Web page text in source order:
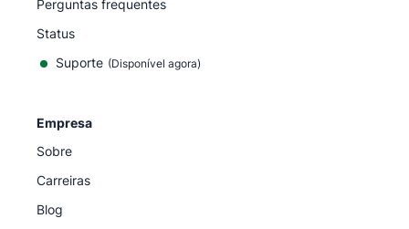
Perguntas frequentes
Status
Suporte (Disponível agora)
Empresa
Sobre
Carreiras
Blog